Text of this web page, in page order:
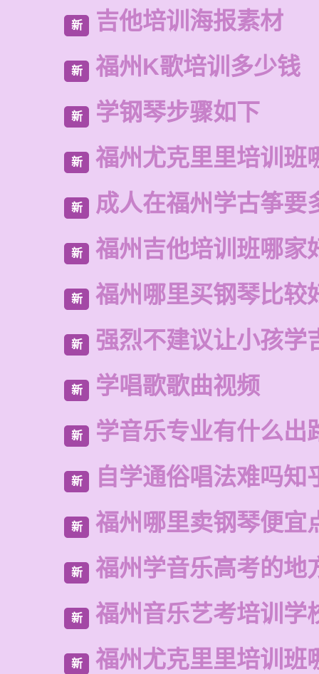
新 吉他培训海报素材
新 福州K歌培训多少钱
新 学钢琴步骤如下
新 福州尤克里里培训班
新 成人在福州学古筝要
新 福州吉他培训班哪家
新 福州哪里买钢琴比较
新 强烈不建议让小孩学
新 学唱歌歌曲视频
新 学音乐专业有什么出
新 自学通俗唱法难吗知
新 福州哪里卖钢琴便宜
新 福州学音乐高考的地
新 福州音乐艺考培训学
新 福州尤克里里培训班